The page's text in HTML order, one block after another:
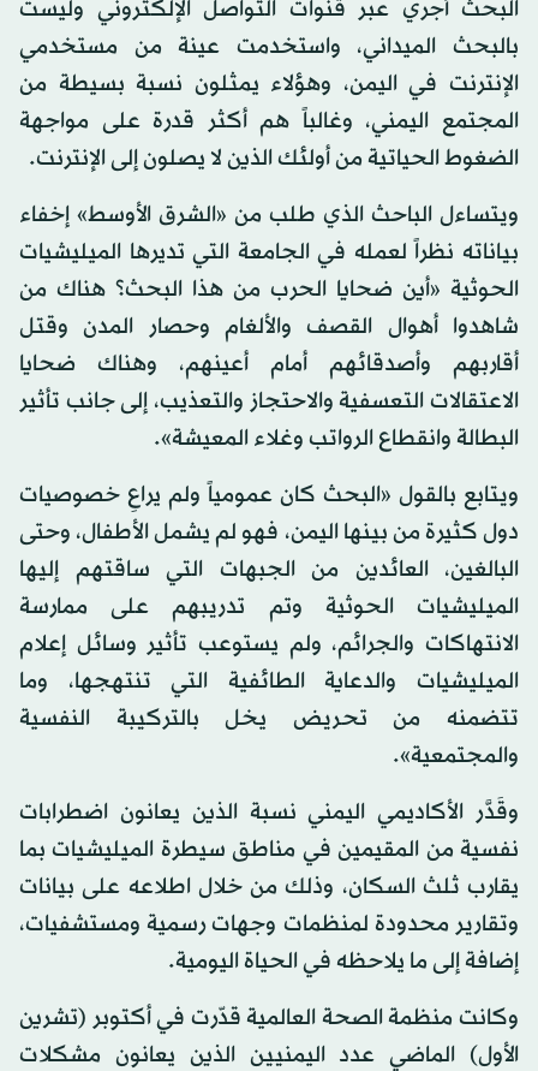
البحث أجري عبر قنوات التواصل الإلكتروني وليست
بالبحث الميداني، واستخدمت عينة من مستخدمي
الإنترنت في اليمن، وهؤلاء يمثلون نسبة بسيطة من
المجتمع اليمني، وغالباً هم أكثر قدرة على مواجهة
الضغوط الحياتية من أولئك الذين لا يصلون إلى الإنترنت.
ويتساءل الباحث الذي طلب من «الشرق الأوسط» إخفاء
بياناته نظراً لعمله في الجامعة التي تديرها الميليشيات
الحوثية «أين ضحايا الحرب من هذا البحث؟ هناك من
شاهدوا أهوال القصف والألغام وحصار المدن وقتل
أقاربهم وأصدقائهم أمام أعينهم، وهناك ضحايا
الاعتقالات التعسفية والاحتجاز والتعذيب، إلى جانب تأثير
البطالة وانقطاع الرواتب وغلاء المعيشة».
ويتابع بالقول «البحث كان عمومياً ولم يراعِ خصوصيات
دول كثيرة من بينها اليمن، فهو لم يشمل الأطفال، وحتى
البالغين، العائدين من الجبهات التي ساقتهم إليها
الميليشيات الحوثية وتم تدريبهم على ممارسة
الانتهاكات والجرائم، ولم يستوعب تأثير وسائل إعلام
الميليشيات والدعاية الطائفية التي تنتهجها، وما
تتضمنه من تحريض يخل بالتركيبة النفسية
والمجتمعية».
وقَدَّر الأكاديمي اليمني نسبة الذين يعانون اضطرابات
نفسية من المقيمين في مناطق سيطرة الميليشيات بما
يقارب ثلث السكان، وذلك من خلال اطلاعه على بيانات
وتقارير محدودة لمنظمات وجهات رسمية ومستشفيات،
إضافة إلى ما يلاحظه في الحياة اليومية.
وكانت منظمة الصحة العالمية قدّرت في أكتوبر (تشرين
الأول) الماضي عدد اليمنيين الذين يعانون مشكلات